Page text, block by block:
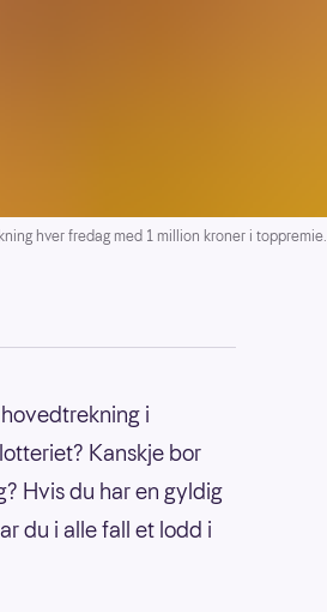
hver fredag med 1 million kroner i toppremie.
i
Kanskje bor
Hvis du har en gyldig
du i alle fall et lodd i